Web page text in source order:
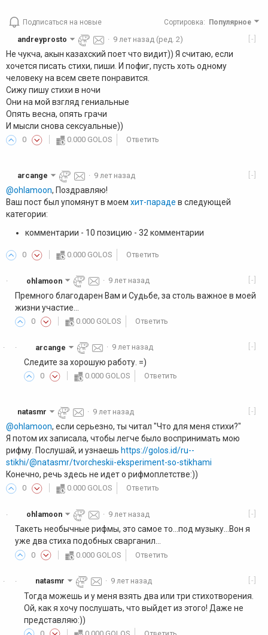
Подписаться на новые Сортировка: Популярное
[-]
andreyprosto · 9 лет назад (ред. 2)
Не чукча, акын казахский поет что видит)) Я считаю, если
хочется писать стихи, пиши. И пофиг, пусть хоть одному
человеку на всем свете понравится.
Сижу пишу стихи в ночи
Они на мой взгляд гениальные
Опять весна, опять грачи
И мысли снова сексуальные))
0 0.000 GOLOS Ответить
[-]
arcange · 9 лет назад
@ohlamoon, Поздравляю!
Ваш пост был упомянут в моем хит-параде в следующей
категории:
комментарии - 10 позицию - 32 комментарии
0 0.000 GOLOS Ответить
· [-]
ohlamoon · 9 лет назад
Премного благодарен Вам и Судьбе, за столь важное в моей
жизни участие...
0 0.000 GOLOS Ответить
·
· [-]
arcange · 9 лет назад
Следите за хорошую работу. =)
0 0.000 GOLOS Ответить
[-]
natasmr · 9 лет назад
@ohlamoon, если серьезно, ты читал "Что для меня стихи?"
Я потом их записала, чтобы легче было воспринимать мою
рифму. Послушай, и узнаешь https://golos.id/ru--
stikhi/@natasmr/tvorcheskii-eksperiment-so-stikhami
Конечно, речь здесь не идет о рифмоплетстве:))
0 0.000 GOLOS Ответить
· [-]
ohlamoon · 9 лет назад
Такеть необычные рифмы, это самое то...под музыку...Вон я
уже два стиха подобных сварганил...
0 0.000 GOLOS Ответить
·
· [-]
natasmr · 9 лет назад
Тогда можешь и у меня взять два или три стихотворения.
Ой, как я хочу послушать, что выйдет из этого! Даже не
представляю:))